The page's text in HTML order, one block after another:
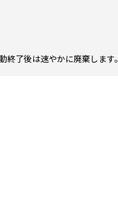
了後は速やかに廃棄します。